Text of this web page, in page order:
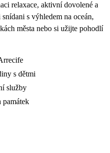
relaxace, aktivní dovolené a
s výhledem na oceán,
města nebo si užijte pohodlí
s dětmi
služby